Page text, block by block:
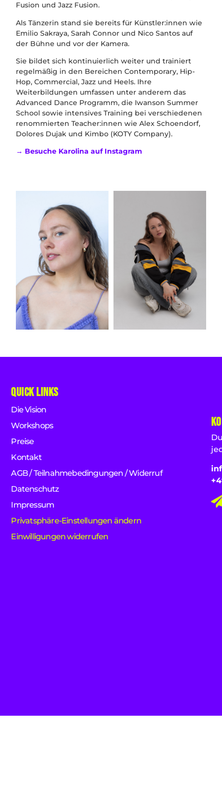
Fusion und Jazz Fusion.
Als Tänzerin stand sie bereits für Künstler:innen wie
Emilio Sakraya, Sarah Connor und Nico Santos auf
der Bühne und vor der Kamera.
Sie bildet sich kontinuierlich weiter und trainiert
regelmäßig in den Bereichen Contemporary, Hip-
Hop, Commercial, Jazz und Heels. Ihre
Weiterbildungen umfassen unter anderem das
Advanced Dance Programm, die Iwanson Summer
School sowie intensives Training bei verschiedenen
renommierten Teacher:innen wie Alex Schoendorf,
Dolores Dujak und Kimbo (KOTY Company).
→ Besuche Karolina auf Instagram
Quick Links
Die Vision
Workshops
Preise
Kontakt
AGB / Teilnahmebedingungen / Widerruf
Datenschutz
Impressum
Privatsphäre-Einstellungen ändern
Einwilligungen widerrufen